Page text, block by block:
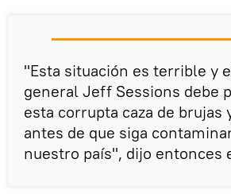
"Esta situación es terrible y
general Jeff Sessions debe
esta corrupta caza de brujas
antes de que siga
nuestro país", dijo entonces